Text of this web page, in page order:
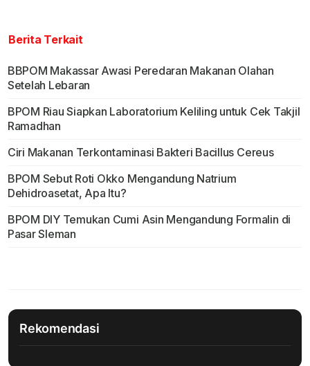
Berita Terkait
BBPOM Makassar Awasi Peredaran Makanan Olahan
Setelah Lebaran
BPOM Riau Siapkan Laboratorium Keliling untuk Cek Takjil
Ramadhan
Ciri Makanan Terkontaminasi Bakteri Bacillus Cereus
BPOM Sebut Roti Okko Mengandung Natrium
Dehidroasetat, Apa Itu?
BPOM DIY Temukan Cumi Asin Mengandung Formalin di
Pasar Sleman
Rekomendasi